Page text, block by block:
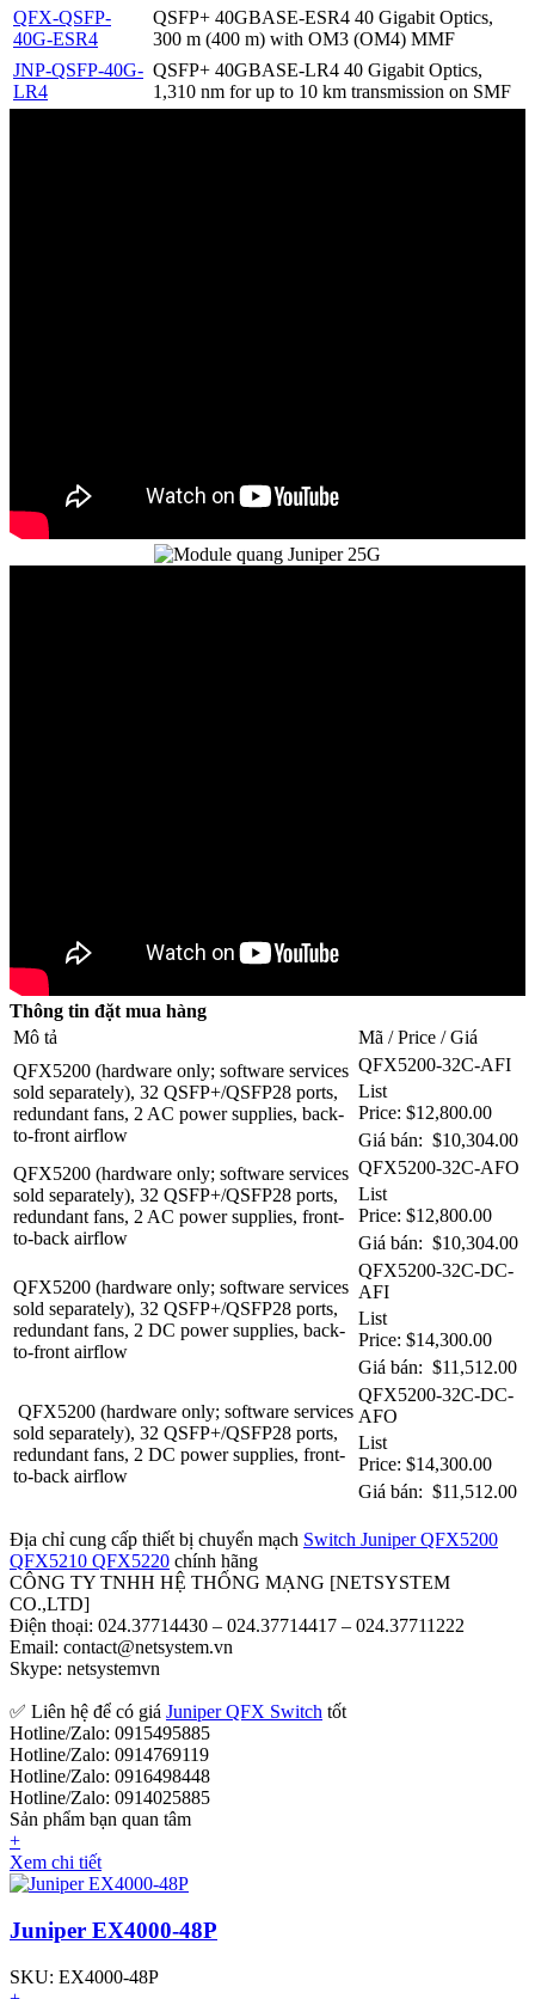
QFX-QSFP-
40G-ESR4
QSFP+ 40GBASE-ESR4 40 Gigabit Optics,
300 m (400 m) with OM3 (OM4) MMF
JNP-QSFP-40G-
LR4
QSFP+ 40GBASE-LR4 40 Gigabit Optics,
1,310 nm for up to 10 km transmission on SMF
Thông tin đặt mua hàng
Mô tả
Mã / Price / Giá
QFX5200 (hardware only; software services
sold separately), 32 QSFP+/QSFP28 ports,
redundant fans, 2 AC power supplies, back-
to-front airflow
QFX5200-32C-AFI
List
Price: $12,800.00
Giá bán: $10,304.00
QFX5200 (hardware only; software services
sold separately), 32 QSFP+/QSFP28 ports,
redundant fans, 2 AC power supplies, front-
to-back airflow
QFX5200-32C-AFO
List
Price: $12,800.00
Giá bán: $10,304.00
QFX5200 (hardware only; software services
sold separately), 32 QSFP+/QSFP28 ports,
redundant fans, 2 DC power supplies, back-
to-front airflow
QFX5200-32C-DC-
AFI
List
Price: $14,300.00
Giá bán: $11,512.00
QFX5200 (hardware only; software services
sold separately), 32 QSFP+/QSFP28 ports,
redundant fans, 2 DC power supplies, front-
to-back airflow
QFX5200-32C-DC-
AFO
List
Price: $14,300.00
Giá bán: $11,512.00
Địa chỉ cung cấp thiết bị chuyển mạch Switch Juniper QFX5200
QFX5210 QFX5220 chính hãng
CÔNG TY TNHH HỆ THỐNG MẠNG [NETSYSTEM
CO.,LTD]
Điện thoại: 024.37714430 – 024.37714417 – 024.37711222
Email: contact@netsystem.vn
Skype: netsystemvn
✅ Liên hệ để có giá Juniper QFX Switch tốt
Hotline/Zalo: 0915495885
Hotline/Zalo: 0914769119
Hotline/Zalo: 0916498448
Hotline/Zalo: 0914025885
Sản phẩm bạn quan tâm
+
Xem chi tiết
Juniper EX4000-48P
SKU: EX4000-48P